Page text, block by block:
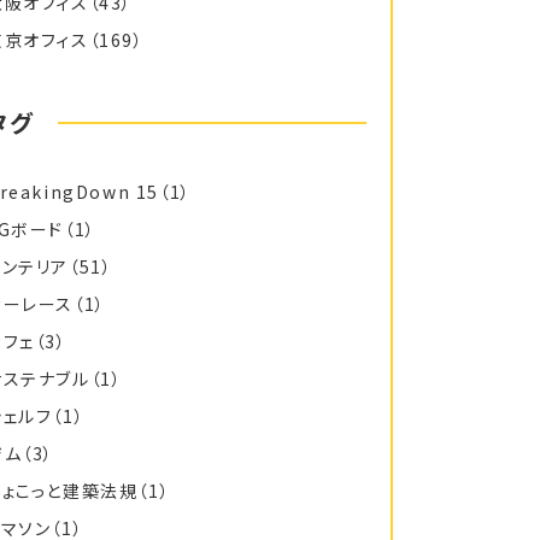
オフィス （169）
グ
15 （1）
ボード （1）
テリア （51）
レース （1）
ェ （3）
テナブル （1）
ルフ （1）
（3）
こっと建築法規 （1）
ソン （1）